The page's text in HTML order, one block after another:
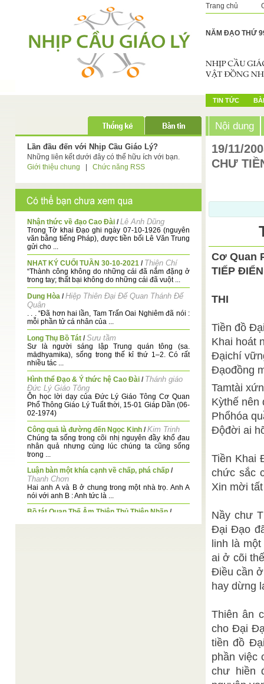
Trang chủ
NĂM ĐẠO THỨ
TIN TỨC
Lần đầu đến với Nhịp Cầu Giáo Lý?
Những liên kết dưới đây có thể hữu ích với bạn.
Giới thiệu chung
Chức năng RSS
Nhận thức về đạo Cao Đài /Lê Anh Dũng
Trong Tờ khai Đạo ghi ngày 07-10-1926 (nguyên
văn bằng tiếng Pháp), được tiền bối Lê Văn Trung
gửi cho ...
NHAT KÝ CUỐI TUẦN 30-10-2021 / Thiện Chí
“Thành công không do những cái đã nắm đặng ở
trong tay; thất bại không do những cái đã vuột ...
Dung Hòa /Hiệp Thiên Đại Đế Quan Thánh Đế
Quân
. . . “Đã hơn hai lần, Tam Trấn Oai Nghiêm đã nói :
mỗi phần tử cá nhân của ...
Long Thụ Bồ Tát /Sưu tầm
Sư là người sáng lập Trung quán tông (sa.
mādhyamika), sống trong thế kỉ thứ 1–2. Có rất
nhiều tác ...
Hình thể Đạo & Ý thức hệ Cao Đài / Thánh giáo
Đức Lý Giáo Tông
Ôn học lời dạy của Đức Lý Giáo Tông Cơ Quan
Phổ Thông Giáo Lý Tuất thời, 15-01 Giáp Dần (06-
02-1974)
Công quả là đường đến Ngọc Kinh /Kim Trinh
Chúng ta sống trong cõi nhị nguyên đầy khổ đau
nhân quả nhưng cùng lúc chúng ta cũng sống
trong ...
Luận bàn một khía cạnh về chấp, phá chấp /
Thanh Chơn
Hai anh A và B ở chung trong một nhà trọ. Anh A
nói với anh B : Anh tức là ...
Bồ tát Quan Thế Âm Thiên Thủ Thiên Nhãn /
Nội dung
19/11/
CHƯ
Cơ Quan
TIẾP ĐIỂN
THI
Tiền đồ
Khai hoát
Đạichí
Đạođồng
Tamtài
Kỳthế nên
Phổhóa
Độđời ai
Tiền Khai
chức sắc
Xin mời
Nầy chư
Đại Đạo
linh là
ai ở cõi
Điều cần
hay dừng
Thiên ân
cho Đại
tiền đồ
phần việc
chư hiền